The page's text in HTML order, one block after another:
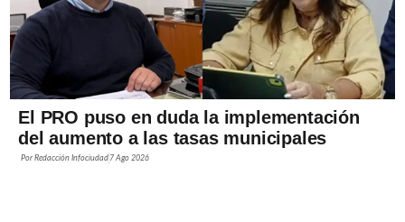
El PRO puso en duda la implementación
del aumento a las tasas municipales
PorRedacción Infociudad 7 Ago 2026